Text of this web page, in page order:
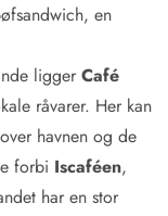
en
ligger Café
råvarer. Her kan
havnen og de
forbi Iscaféen,
har en stor